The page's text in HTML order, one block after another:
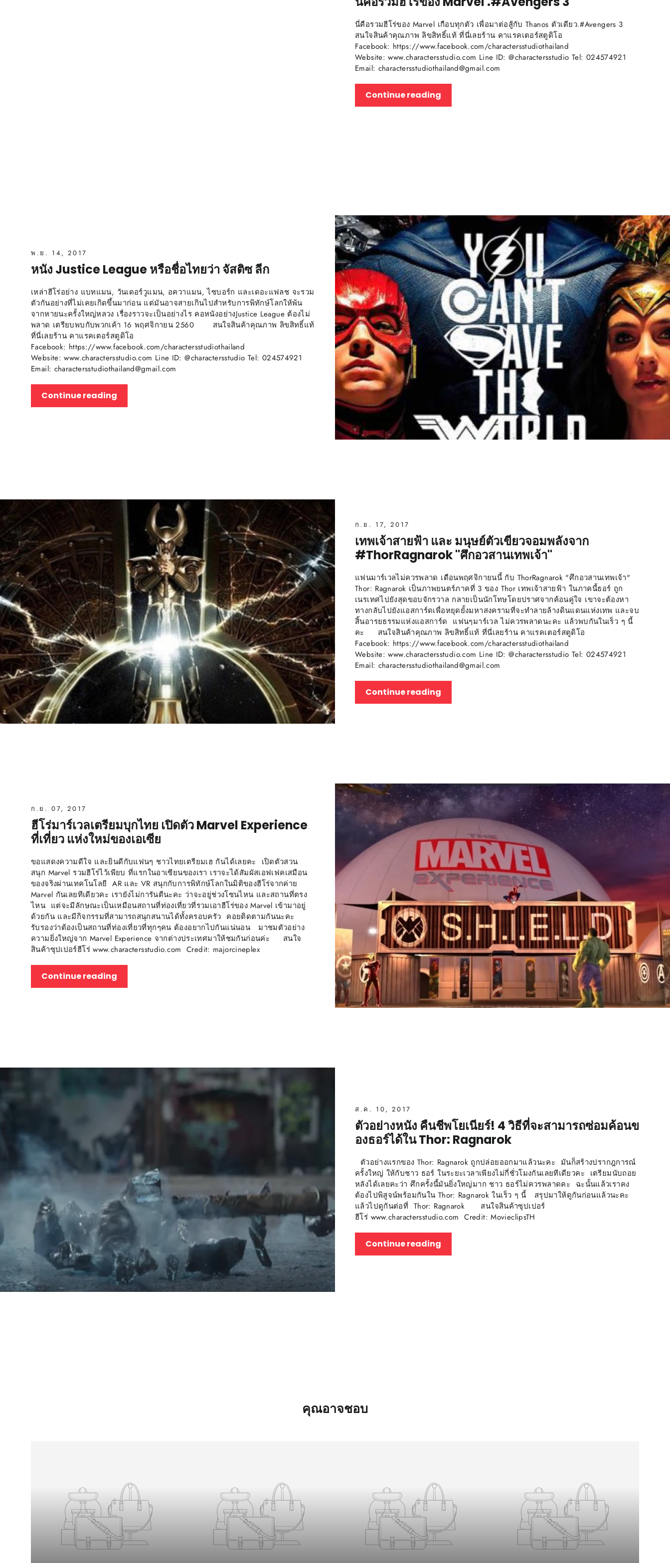
นี่คือรวมฮีโร่ของ Marvel เกือบทุกตัว เพื่อมาต่อสู้กับ Thanos ตัวเดียว.#Avengers 3
สนใจสินค้าคุณภาพ ลิขสิทธิ์แท้ ที่นี่เลยร้าน คาแรคเตอร์สตูดิโอ
Facebook: https://www.facebook.com/charactersstudiothailand
Website: www.charactersstudio.com Line ID: @charactersstudio Tel: 024574921
Email: charactersstudiothailand@gmail.com
Continue reading
พ.ย. 14, 2017
หนัง Justice League หรือชื่อไทยว่า จัสติซ ลีก
เหล่าฮีโร่อย่าง แบทแมน, วันเดอร์วูแมน, อควาแมน, ไซบอร์ก และเดอะแฟลช จะรวม
ตัวกันอย่างที่ไม่เคยเกิดขึ้นมาก่อน แต่มันอาจสายเกินไปสำหรับการพิทักษ์โลกให้พ้น
จากหายนะครั้งใหญ่หลวง เรื่องราวจะเป็นอย่างไร คอหนังอย่างJustice League ต้องไม่
พลาด เตรียบพบกับพวกเค้า 16 พฤศจิกายน 2560 สนใจสินค้าคุณภาพ ลิขสิทธิ์แท้
ที่นี่เลยร้าน คาแรคเตอร์สตูดิโอ
Facebook: https://www.facebook.com/charactersstudiothailand
Website: www.charactersstudio.com Line ID: @charactersstudio Tel: 024574921
Email: charactersstudiothailand@gmail.com
Continue reading
ก.ย. 17, 2017
เทพเจ้าสายฟ้า และ มนุษย์ตัวเขียวจอมพลังจาก
#ThorRagnarok "ศึกอวสานเทพเจ้า"
แฟนมาร์เวลไม่ควรพลาด เดือนพฤศจิกายนนี้ กับ ThorRagnarok "ศึกอวสานเทพเจ้า"
Thor: Ragnarok เป็นภาพยนตร์ภาคที่ 3 ของ Thor เทพเจ้าสายฟ้า ในภาคนี้ธอร์ ถูก
เนรเทศไปยังสุดขอบจักรวาล กลายเป็นนักโทษโดยปราศจากค้อนคู่ใจ เขาจะต้องหา
ทางกลับไปยังแอสการ์ดเพื่อหยุดยั้งมหาสงครามที่จะทำลายล้างดินแดนแห่งเทพ และจบ
สิ้นอารยธรรมแห่งแอสการ์ด แฟนๆมาร์เวล ไม่ควรพลาดนะคะ แล้วพบกันในเร็ว ๆ นี้
คะ สนใจสินค้าคุณภาพ ลิขสิทธิ์แท้ ที่นี่เลยร้าน คาแรคเตอร์สตูดิโอ
Facebook: https://www.facebook.com/charactersstudiothailand
Website: www.charactersstudio.com Line ID: @charactersstudio Tel: 024574921
Email: charactersstudiothailand@gmail.com
Continue reading
ก.ย. 07, 2017
ฮีโร่มาร์เวลเตรียมบุกไทย เปิดตัว Marvel Experience
ที่เที่ยว แห่งใหม่ของเอเซีย
ขอแสดงความดีใจ และยินดีกับแฟนๆ ชาวไทยเตรียมเฮ กันได้เลยคะ เปิดตัวสวน
สนุก Marvel รวมฮีโร่ไว้เพียบ ที่แรกในอาเซียนของเรา เราจะได้สัมผัสเอฟเฟคเสมือน
ของจริงผ่านเทคโนโลยี AR และ VR สนุกกับการพิทักษ์โลกในมิติของฮีโร่จากค่าย
Marvel กันเลยทีเดียวคะ เรายังไม่การันตีนะคะ ว่าจะอยู่ช่วงโซนไหน และสถานที่ตรง
ไหน แต่จะมีลักษณะเป็นเหมือนสถานที่ท่องเที่ยวที่รวมเอาฮีโร่ของ Marvel เข้ามาอยู่
ด้วยกัน และมีกิจกรรมที่สามารถสนุกสนานได้ทั้งครอบครัว คอยติดตามกันนะคะ
รับรองว่าต้องเป็นสถานที่ท่องเที่ยวที่ทุกๆคน ต้องอยากไปกันแน่นอน มาชมตัวอย่าง
ความยิ่งใหญ่จาก Marvel Experience จากต่างประเทศมาให้ชมกันก่อนค่ะ สนใจ
สินค้าซุปเปอร์ฮีโร่ www.charactersstudio.com Credit: majorcineplex
Continue reading
ส.ค. 10, 2017
ตัวอย่างหนัง คืนชีพโยเนียร์! 4 วิธีที่จะสามารถซ่อมค้อนข
องธอร์ได้ใน Thor: Ragnarok
ตัวอย่างแรกของ Thor: Ragnarok ถูกปล่อยออกมาแล้วนะคะ มันก็สร้างปรากฎการณ์
ครั้งใหญ่ ให้กับชาว ธอร์ ในระยะเวลาเพียงไม่กี่ชั่วโมงกันเลยทีเดียวคะ เตรียมนับถอย
หลังได้เลยคะว่า ศึกครั้งนี้มันยิ่งใหญ่มาก ชาว ธอร์ไม่ควรพลาดคะ ฉะนั้นแล้วเราคง
ต้องไปพิสูจน์พร้อมกันใน Thor: Ragnarok ในเร็ว ๆ นี้ สรุปมาให้ดูกันก่อนแล้วนะคะ
แล้วไปดูกันต่อที่ Thor: Ragnarok สนใจสินค้าซุปเปอร์
ฮีโร่ www.charactersstudio.com Credit: MovieclipsTH
Continue reading
คุณอาจชอบ